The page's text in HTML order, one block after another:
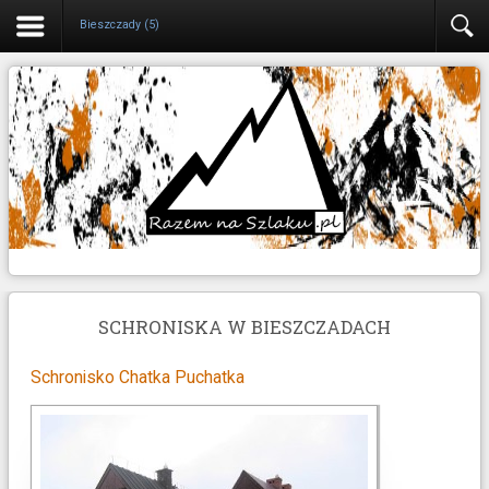
Bieszczady (5)
SCHRONISKA W BIESZCZADACH
Schronisko Chatka Puchatka